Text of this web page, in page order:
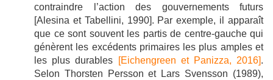
contraindre l’action des gouvernements futurs
[Alesina et Tabellini, 1990]. Par exemple, il apparaît
que ce sont souvent les partis de centre-gauche qui
génèrent les excédents primaires les plus amples et
les plus durables
[Eichengreen et Panizza, 2016].
Selon Thorsten Persson et Lars Svensson (1989),